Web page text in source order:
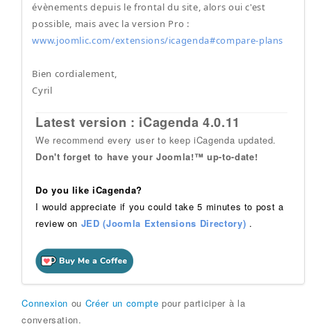
évènements depuis le frontal du site, alors oui c'est
possible, mais avec la version Pro :
www.joomlic.com/extensions/icagenda#compare-plans
Bien cordialement,
Cyril
Latest version : iCagenda 4.0.11
We recommend every user to keep iCagenda updated.
Don't forget to have your Joomla!™ up-to-date!
Do you like iCagenda?
I would appreciate if you could take 5 minutes to post a
review on JED (Joomla Extensions Directory) .
Connexion ou Créer un compte pour participer à la
conversation.